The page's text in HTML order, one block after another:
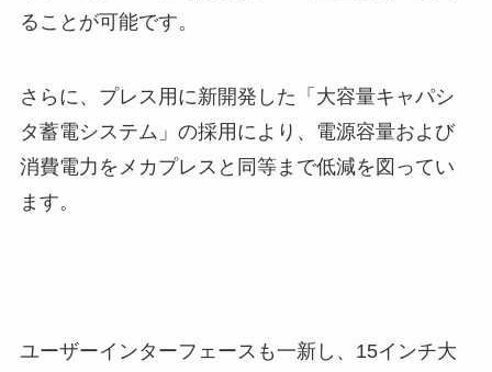
ることが可能です。
さらに、プレス⽤に新開発した「⼤容量キャパシ
タ蓄電システム」の採⽤により、電源容量および
消費電⼒をメカプレスと同等まで低減を図ってい
ます。
ユーザーインターフェースも⼀新し、15インチ⼤